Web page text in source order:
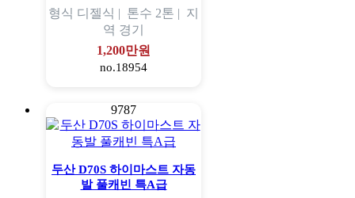
형식 디젤식 | 톤수 2톤 | 지
역 경기
1,200만원
no.18954
9787
두산 D70S 하이마스트 자동
발 풀캐빈 특A급